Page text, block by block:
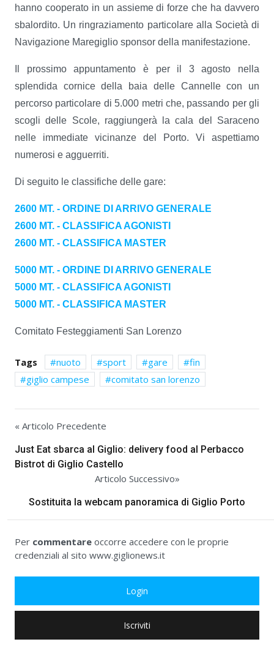
hanno cooperato in un assieme di forze che ha davvero
sbalordito. Un ringraziamento particolare alla Società di
Navigazione Maregiglio sponsor della manifestazione.
Il prossimo appuntamento è per il 3 agosto nella
splendida cornice della baia delle Cannelle con un
percorso particolare di 5.000 metri che, passando per gli
scogli delle Scole, raggiungerà la cala del Saraceno
nelle immediate vicinanze del Porto. Vi aspettiamo
numerosi e agguerriti.
Di seguito le classifiche delle gare:
2600 MT. - ORDINE DI ARRIVO GENERALE
2600 MT. - CLASSIFICA AGONISTI
2600 MT. - CLASSIFICA MASTER
5000 MT. - ORDINE DI ARRIVO GENERALE
5000 MT. - CLASSIFICA AGONISTI
5000 MT. - CLASSIFICA MASTER
Comitato Festeggiamenti San Lorenzo
Tags nuoto sport gare
fin
giglio campese
comitato san lorenzo
« Articolo Precedente
Just Eat sbarca al Giglio: delivery food al Perbacco
Bistrot di Giglio Castello
Articolo Successivo»
Sostituita la webcam panoramica di Giglio Porto
Per commentare occorre accedere con le proprie
credenziali al sito www.giglionews.it
Login
Iscriviti